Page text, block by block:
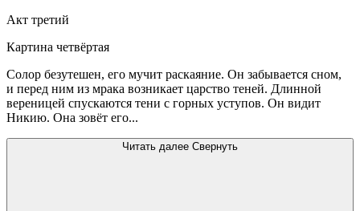
Акт третий
Картина четвёртая
Солор безутешен, его мучит раскаяние. Он забывается сном,
и перед ним из мрака возникает царство теней. Длинной
вереницей спускаются тени с горных уступов. Он видит
Никию. Она зовёт его...
Читать далее Свернуть